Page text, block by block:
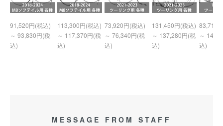
91,520円(税込)
～ 93,830円(税
込)
113,300円(税込)
～ 117,370円(税
込)
73,920円(税込)
～ 76,340円(税
込)
131,450円(税込)
～ 137,280円(税
込)
83,710
～
込)
MESSAGE FROM STAFF